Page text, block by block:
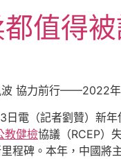
值得
協力前行——2022年
電（記者劉贊）新年
教健檢協議（RCEP）
程碑。本年，中國將